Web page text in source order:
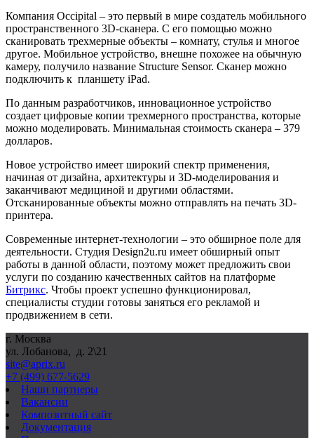
Компания Occipital – это первый в мире создатель мобильного
пространственного 3D-сканера. С его помощью можно
сканировать трехмерные объекты – комнату, стулья и многое
другое. Мобильное устройство, внешне похожее на обычную
камеру, получило название Structure Sensor. Сканер можно
подключить к планшету iPad.
По данным разработчиков, инновационное устройство
создает цифровые копии трехмерного пространства, которые
можно моделировать. Минимальная стоимость сканера – 379
долларов.
Новое устройство имеет широкий спектр применения,
начиная от дизайна, архитектуры и 3D-моделирования и
заканчивают медициной и другими областями.
Отсканированные объекты можно отправлять на печать 3D-
принтера.
Современные интернет-технологии – это обширное поле для
деятельности. Студия Design2u.ru имеет обширный опыт
работы в данной области, поэтому может предложить свои
услуги по созданию качественных сайтов на платформе
Битрикс. Чтобы проект успешно функционировал,
специалисты студии готовы заняться его рекламой и
продвижением в сети.
г. Москва
ул. Лобанова, д. 2\21
site@aprix.ru
+7 (499) 677-5629
Наши партнеры
Вакансии
Композитный сайт
Документация